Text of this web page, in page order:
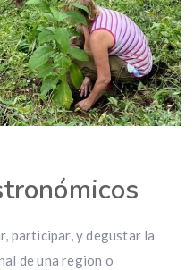
participar, y degustar la
de una region o